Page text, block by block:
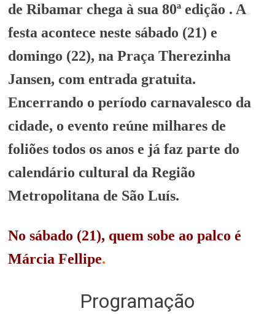
de Ribamar chega à sua 80ª edição . A
festa acontece neste sábado (21) e
domingo (22), na Praça Therezinha
Jansen, com entrada gratuita.
Encerrando o período carnavalesco da
cidade, o evento reúne milhares de
foliões todos os anos e já faz parte do
calendário cultural da Região
Metropolitana de São Luís.
No sábado (21), quem sobe ao palco é
Márcia Fellipe.
Programação